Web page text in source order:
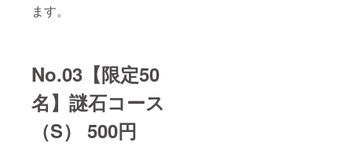
ます。
No.03【限定50
名】謎石コース
（S） 500円